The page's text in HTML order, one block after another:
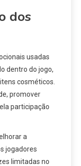
dos
usadas
dentro do jogo,
cosméticos.
promover
participação
a
jogadores
limitadas no